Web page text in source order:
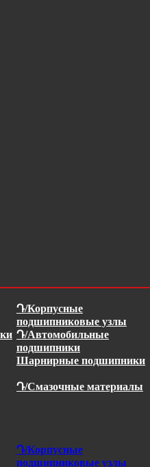
Դ/Корпусные
подшипниковые узлы
Դ/Автомобильные
подшипники
Шарнирные подшипники
Դ/Смазочные материалы
Դ/Корпусные
подшипниковые узлы